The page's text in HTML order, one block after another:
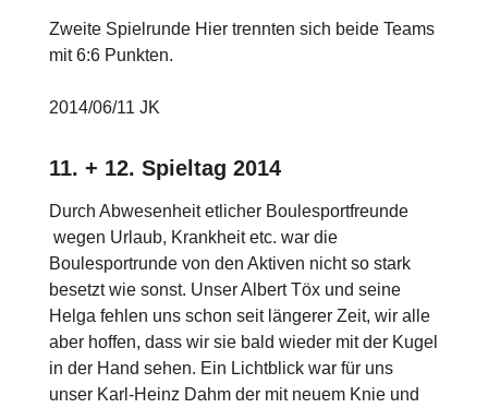
Zweite Spielrunde Hier trennten sich beide Teams
mit 6:6 Punkten.
2014/06/11 JK
11. + 12. Spieltag 2014
Durch Abwesenheit etlicher Boulesportfreunde
wegen Urlaub, Krankheit etc. war die
Boulesportrunde von den Aktiven nicht so stark
besetzt wie sonst. Unser Albert Töx und seine
Helga fehlen uns schon seit längerer Zeit, wir alle
aber hoffen, dass wir sie bald wieder mit der Kugel
in der Hand sehen. Ein Lichtblick war für uns
unser Karl-Heinz Dahm der mit neuem Knie und